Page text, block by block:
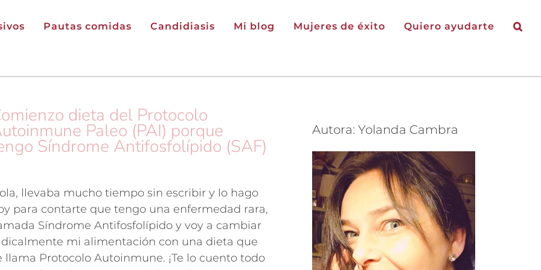
Pautas comidas Candidiasis Mi blog Mujeres de éxito Quiero ayudarte
dieta del Protocolo
Paleo (PAI) porque
Síndrome Antifosfolípido (SAF)
llevaba mucho tiempo sin escribir y lo hago
para contarte que tengo una enfermedad rara,
Síndrome Antifosfolípido y voy a cambiar
mi alimentación con una dieta que
llama Protocolo Autoinmune. ¡Te lo cuento todo
Autora: Yolanda Cambra